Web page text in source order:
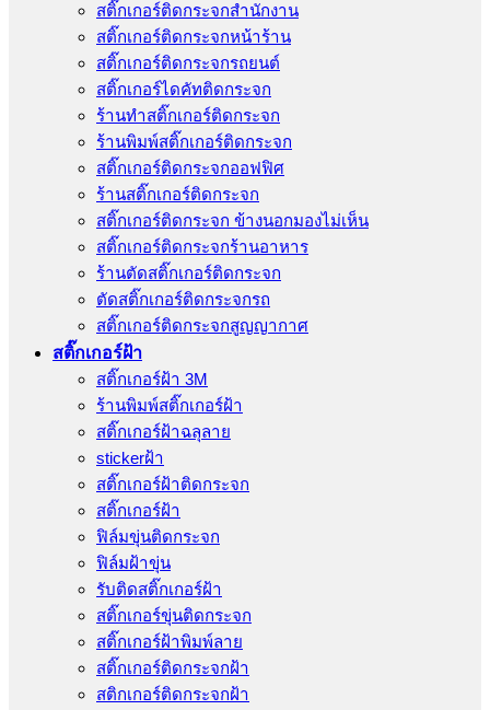
สติ๊กเกอร์ติดกระจกสำนักงาน
สติ๊กเกอร์ติดกระจกหน้าร้าน
สติ๊กเกอร์ติดกระจกรถยนต์
สติ๊กเกอร์ไดคัทติดกระจก
ร้านทําสติ๊กเกอร์ติดกระจก
ร้านพิมพ์สติ๊กเกอร์ติดกระจก
สติ๊กเกอร์ติดกระจกออฟฟิศ
ร้านสติ๊กเกอร์ติดกระจก
สติ๊กเกอร์ติดกระจก ข้างนอกมองไม่เห็น
สติ๊กเกอร์ติดกระจกร้านอาหาร
ร้านตัดสติ๊กเกอร์ติดกระจก
ตัดสติ๊กเกอร์ติดกระจกรถ
สติ๊กเกอร์ติดกระจกสูญญากาศ
สติ๊กเกอร์ฝ้า
สติ๊กเกอร์ฝ้า 3M
ร้านพิมพ์สติ๊กเกอร์ฝ้า
สติ๊กเกอร์ฝ้าฉลุลาย
stickerฝ้า
สติ๊กเกอร์ฝ้าติดกระจก
สติ๊กเกอร์ฝ้า
ฟิล์มขุ่นติดกระจก
ฟิล์มฝ้าขุ่น
รับติดสติ๊กเกอร์ฝ้า
สติ๊กเกอร์ขุ่นติดกระจก
สติ๊กเกอร์ฝ้าพิมพ์ลาย
สติ๊กเกอร์ติดกระจกฝ้า
สติกเกอร์ติดกระจกฝ้า